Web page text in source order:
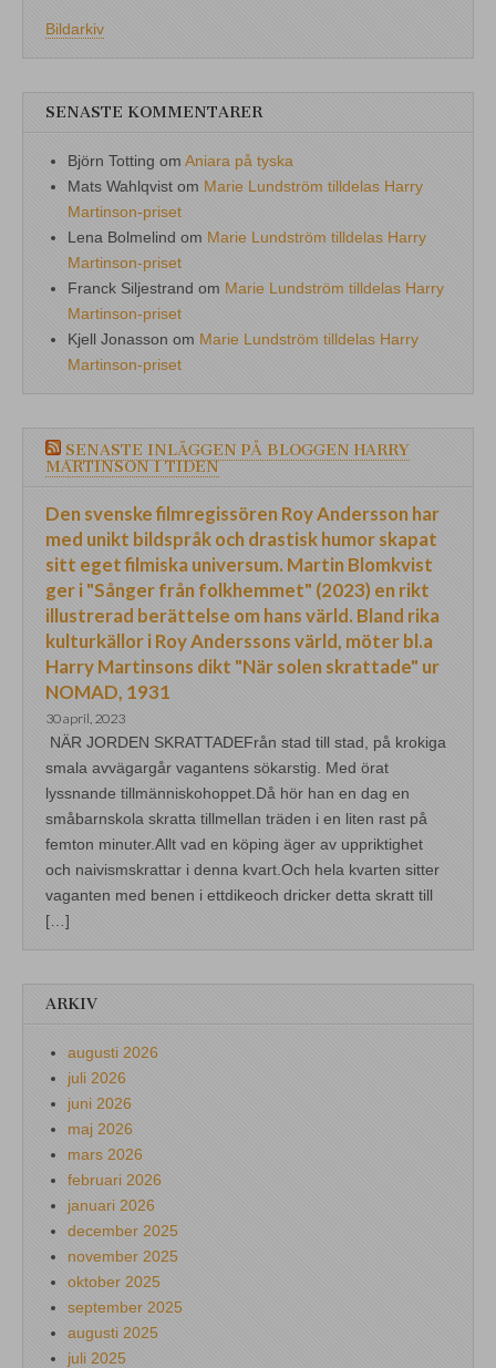
Bildarkiv
SENASTE KOMMENTARER
Björn Totting om Aniara på tyska
Mats Wahlqvist om Marie Lundström tilldelas Harry
Martinson-priset
Lena Bolmelind om Marie Lundström tilldelas Harry
Martinson-priset
Franck Siljestrand om Marie Lundström tilldelas Harry
Martinson-priset
Kjell Jonasson om Marie Lundström tilldelas Harry
Martinson-priset
SENASTE INLÄGGEN PÅ BLOGGEN HARRY
MARTINSON I TIDEN
Den svenske filmregissören Roy Andersson har
med unikt bildspråk och drastisk humor skapat
sitt eget filmiska universum. Martin Blomkvist
ger i "Sånger från folkhemmet" (2023) en rikt
illustrerad berättelse om hans värld. Bland rika
kulturkällor i Roy Anderssons värld, möter bl.a
Harry Martinsons dikt "När solen skrattade" ur
NOMAD, 1931
30 april, 2023
NÄR JORDEN SKRATTADEFrån stad till stad, på krokiga
smala avvägargår vagantens sökarstig. Med örat
lyssnande tillmänniskohoppet.Då hör han en dag en
småbarnskola skratta tillmellan träden i en liten rast på
femton minuter.Allt vad en köping äger av uppriktighet
och naivismskrattar i denna kvart.Och hela kvarten sitter
vaganten med benen i ettdikeoch dricker detta skratt till
[…]
ARKIV
augusti 2026
juli 2026
juni 2026
maj 2026
mars 2026
februari 2026
januari 2026
december 2025
november 2025
oktober 2025
september 2025
augusti 2025
juli 2025